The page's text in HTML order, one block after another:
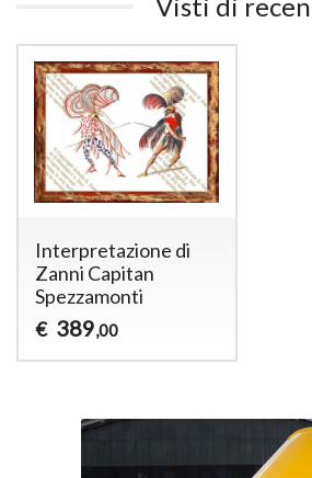
Interpretazione di
Zanni Capitan
Spezzamonti
€ 389,00